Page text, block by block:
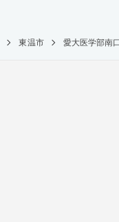
東温市 愛大医学部南